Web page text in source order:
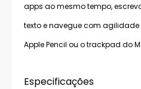
apps ao mesmo tempo,
texto e navegue com
Apple Pencil ou o trackpad do
Especificações